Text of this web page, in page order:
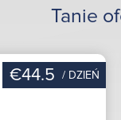
Tanie
€44.5 / DZIEŃ